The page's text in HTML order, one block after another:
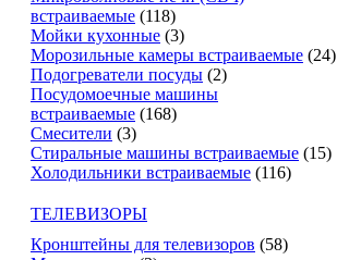
встраиваемые (118)
Мойки кухонные (3)
Морозильные камеры встраиваемые (24)
Подогреватели посуды (2)
Посудомоечные машины
встраиваемые (168)
Смесители (3)
Стиральные машины встраиваемые (15)
Холодильники встраиваемые (116)
ТЕЛЕВИЗОРЫ
Кронштейны для телевизоров (58)